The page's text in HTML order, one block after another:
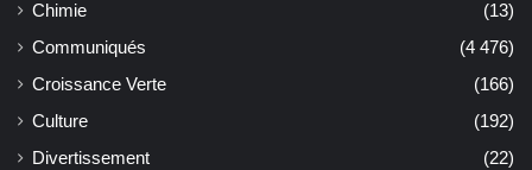
Chimie
(13)
Communiqués
(4 476)
Croissance Verte
(166)
Culture
(192)
Divertissement
(22)